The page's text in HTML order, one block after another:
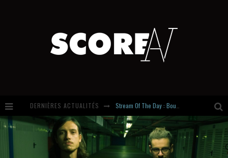
DERNIÈRES ACTUALITÉS Russian Circles share « Empath » & « Eluvial » singles. Same Language. Different Damage.